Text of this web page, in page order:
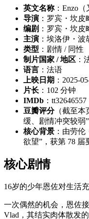
英文名称：Enzo（
导演 ：罗宾・坎皮
编剧 ：罗宾・坎
主演 ：埃洛伊・
类型 ：剧情 / 同性
制片国家 / 地区 ：
语言 ：法语
上映日期 ：2025-
片长 ：102 分钟
IMDb ：tt32646557
豆瓣评分（截至本
缓、剧情冲突较弱
核心背景 ：由劳
欲望”，获第 78
核心剧情
16岁的少年恩佐对生活
一次偶然的机会，恩佐
Vlad，其结实肉体散发